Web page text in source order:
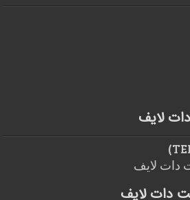
لایف
دات لایف
دات لایف